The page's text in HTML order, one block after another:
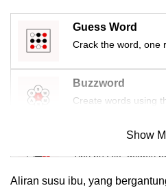
Guess Word
Crack the word, one
Buzzword
Create words using
Mini Sudoku
Tiny puzzle, mighty
Show
Aliran susu ibu, yang